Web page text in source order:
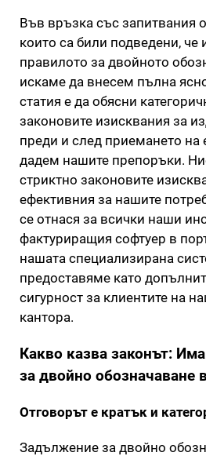
Във връзка със запитвания
които са били подведени, че
правилото за двойното
искаме да внесем пълна
статия е да обясни
законовите изисквания за
преди и след приемането на
дадем нашите препоръки.
стриктно законовите
ефективния за нашите
се отнася за всички наши
фактуриращия софтуер в
нашата специализирана
предоставяме като
сигурност за клиентите на
кантора.
Какво казва законът:
за двойно обозначаване
Отговорът е кратък и
Задължение за двойно